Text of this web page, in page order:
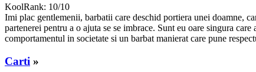
KoolRank: 10/10
Imi plac gentlemenii, barbatii care deschid portiera unei doamne,
partenerei pentru a o ajuta se se imbrace. Sunt eu oare singura
comportamentul in societate si un barbat manierat care pune
Carti »